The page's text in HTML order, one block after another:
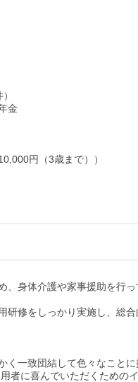
金
円（3歳まで））
、身体介護や家事援助を行っ
研修をしっかり実施し、総合
く一致団結して色々なことに
者に喜んでいただくためのイ